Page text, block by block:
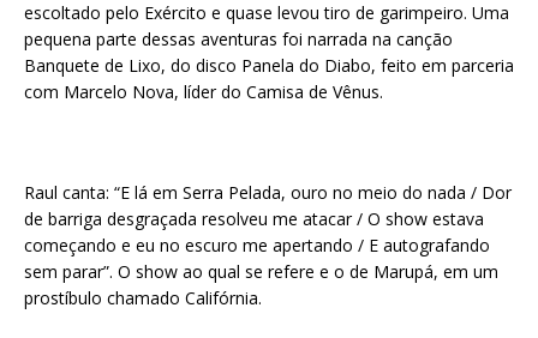
escoltado pelo Exército e quase levou tiro de garimpeiro. Uma
pequena parte dessas aventuras foi narrada na canção
Banquete de Lixo, do disco Panela do Diabo, feito em parceria
com Marcelo Nova, líder do Camisa de Vênus.
Raul canta: “E lá em Serra Pelada, ouro no meio do nada / Dor
de barriga desgraçada resolveu me atacar / O show estava
começando e eu no escuro me apertando / E autografando
sem parar”. O show ao qual se refere e o de Marupá, em um
prostíbulo chamado Califórnia.